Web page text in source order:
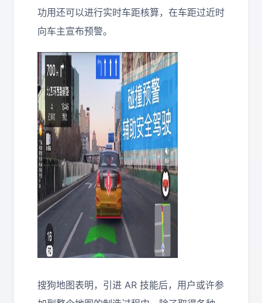
功用还可以进行实时车距核算，在车距过近时
向车主宣布预警。
搜狗地图表明，引进 AR 技能后，用户或许参